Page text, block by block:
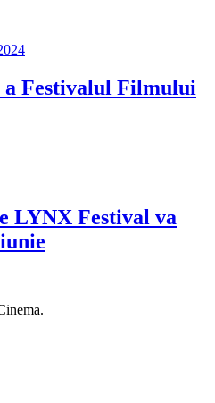
a Festivalul Filmului
LYNX Festival va